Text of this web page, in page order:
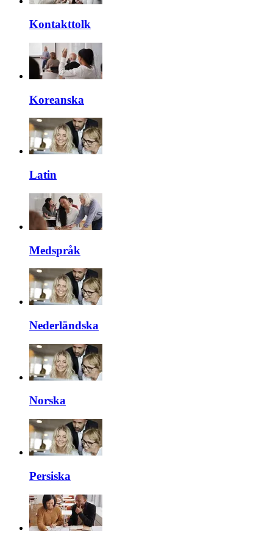
Kontakttolk
Koreanska
Latin
Medspråk
Nederländska
Norska
Persiska